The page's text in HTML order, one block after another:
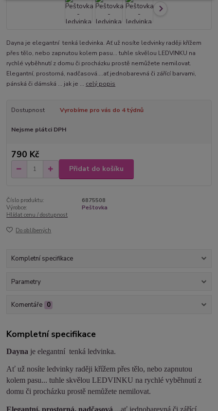
Dayna je elegantní tenká ledvinka. Ať už nosíte ledvinky raději křížem
přes tělo, nebo zapnutou kolem pasu... tuhle skvělou LEDVINKU na
rychlé vyběhnutí z domu či procházku prostě nemůžete nemilovat.
Elegantní, prostorná, nadčasová....ať jednobarevná či zářící barvami,
pánská či dámská ... jak je ... celý popis
Dostupnost Vyrobíme pro vás do 4 týdnů
Nejsme plátci DPH
790 Kč
Přidat do košíku
Číslo produktu:
6875508
Výrobce:
Peštovka
Hlídat cenu / dostupnost
Do oblíbených
Kompletní specifikace
Parametry
Komentáře 0
Kompletní specifikace
Dayna je elegantní tenká ledvinka.
Ať už nosíte ledvinky raději křížem přes tělo, nebo zapnutou
kolem pasu... tuhle skvělou LEDVINKU na rychlé vyběhnutí z
domu či procházku prostě nemůžete nemilovat.